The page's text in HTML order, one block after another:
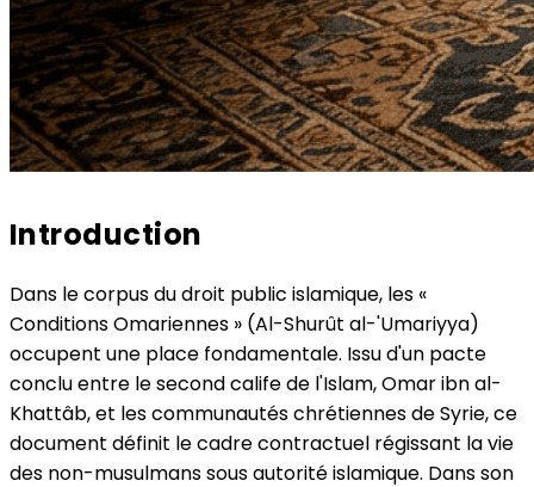
Introduction
Dans le corpus du droit public islamique, les «
Conditions Omariennes » (Al-Shurût al-'Umariyya)
occupent une place fondamentale. Issu d'un pacte
conclu entre le second calife de l'Islam, Omar ibn al-
Khattâb, et les communautés chrétiennes de Syrie, ce
document définit le cadre contractuel régissant la vie
des non-musulmans sous autorité islamique. Dans son